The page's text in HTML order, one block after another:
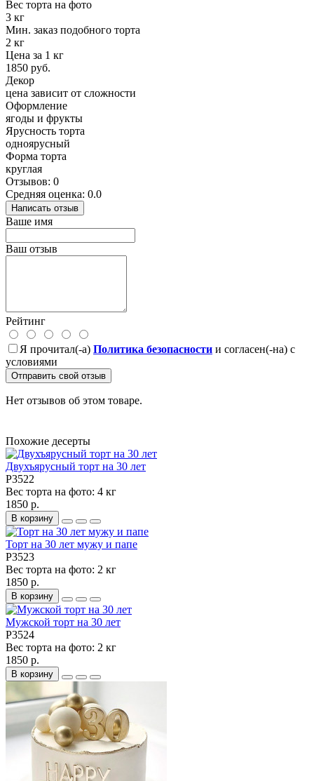
Вес торта на фото
3 кг
Мин. заказ подобного торта
2 кг
Цена за 1 кг
1850 руб.
Декор
цена зависит от сложности
Оформление
ягоды и фрукты
Ярусность торта
одноярусный
Форма торта
круглая
Отзывов: 0
Средняя оценка: 0.0
Написать отзыв
Ваше имя
Ваш отзыв
Рейтинг
Я прочитал(-а) Политика безопасности и согласен(-на) с
условиями
Отправить свой отзыв
Нет отзывов об этом товаре.
Похожие десерты
Двухъярусный торт на 30 лет
P3522
Вес торта на фото: 4 кг
1850 р.
В корзину
Торт на 30 лет мужу и папе
P3523
Вес торта на фото: 2 кг
1850 р.
В корзину
Мужской торт на 30 лет
P3524
Вес торта на фото: 2 кг
1850 р.
В корзину